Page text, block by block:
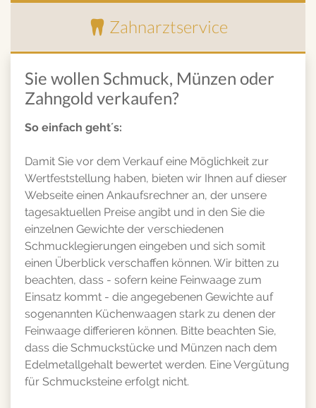
Zahnarztservice
Sie wollen Schmuck, Münzen oder
Zahngold verkaufen?
So einfach geht´s:
Damit Sie vor dem Verkauf eine Möglichkeit zur
Wertfeststellung haben, bieten wir Ihnen auf dieser
Webseite einen Ankaufsrechner an, der unsere
tagesaktuellen Preise angibt und in den Sie die
einzelnen Gewichte der verschiedenen
Schmucklegierungen eingeben und sich somit
einen Überblick verschaffen können. Wir bitten zu
beachten, dass - sofern keine Feinwaage zum
Einsatz kommt - die angegebenen Gewichte auf
sogenannten Küchenwaagen stark zu denen der
Feinwaage differieren können. Bitte beachten Sie,
dass die Schmuckstücke und Münzen nach dem
Edelmetallgehalt bewertet werden. Eine Vergütung
für Schmucksteine erfolgt nicht.